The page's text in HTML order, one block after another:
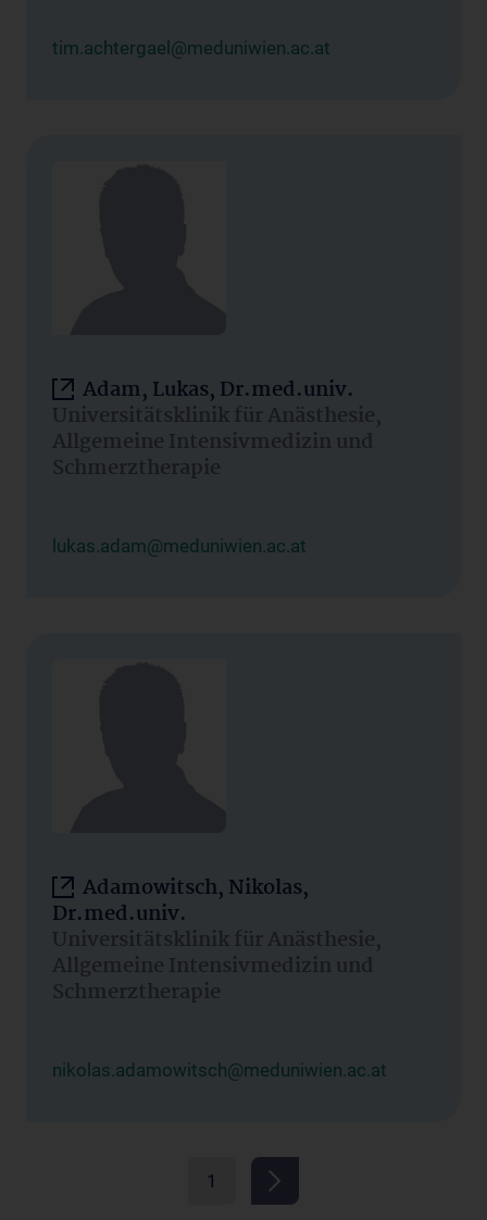
tim.achtergael@meduniwien.ac.at
Adam, Lukas, Dr.med.univ.
Universitätsklinik für Anästhesie,
Allgemeine Intensivmedizin und
Schmerztherapie
lukas.adam@meduniwien.ac.at
Adamowitsch, Nikolas,
Dr.med.univ.
Universitätsklinik für Anästhesie,
Allgemeine Intensivmedizin und
Schmerztherapie
nikolas.adamowitsch@meduniwien.ac.at
1